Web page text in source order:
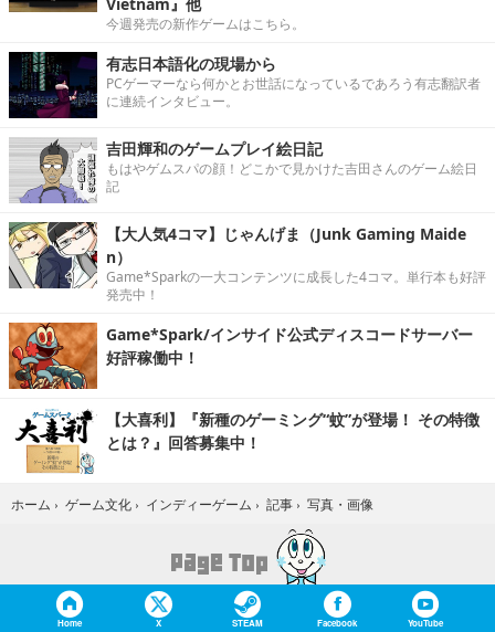
今週発売の新作ゲームはこちら。
有志日本語化の現場から
PCゲーマーなら何かとお世話になっているであろう有志翻訳者
に連続インタビュー。
吉田輝和のゲームプレイ絵日記
もはやゲムスパの顔！どこかで見かけた吉田さんのゲーム絵日
記
【大人気4コマ】じゃんげま（Junk Gaming Maide
n）
Game*Sparkの一大コンテンツに成長した4コマ。単行本も好評
発売中！
Game*Spark/インサイド公式ディスコードサーバー
好評稼働中！
【大喜利】『新種のゲーミング“蚊”が登場！ その特徴
とは？』回答募集中！
ホーム › ゲーム文化 › インディーゲーム › 記事 › 写真・画像
Home X STEAM Facebook YouTube